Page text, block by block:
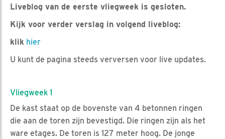
Liveblog van de eerste vliegweek is gesloten.
Kijk voor verder verslag in volgend liveblog:
klik hier
U kunt de pagina steeds verversen voor live updates.
Vliegweek 1
De kast staat op de bovenste van 4 betonnen ringen
die aan de toren zijn bevestigd. Die ringen zijn als het
ware etages. De toren is 127 meter hoog. De jonge